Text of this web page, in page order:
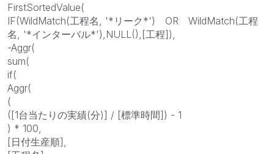
FirstSortedValue(
IF(WildMatch(工程名, '*リーク*') OR WildMatch(工程
名, '*インターバル*'),NULL(),[工程]),
-Aggr(
sum(
if(
Aggr(
(
([1台当たりの実績(分)] / [標準時間]) - 1
) * 100,
[日付生産順],